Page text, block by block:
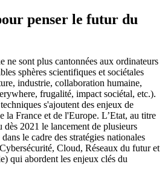
penser le futur du
ne sont plus cantonnées aux ordinateurs
sphères scientifiques et sociétales
industrie, collaboration humaine,
frugalité, impact sociétal, etc.).
s'ajoutent des enjeux de
la France et de l'Europe. L’Etat, au titre
dès 2021 le lancement de plusieurs
le cadre des stratégies nationales
Cloud, Réseaux du futur et
qui abordent les enjeux clés du